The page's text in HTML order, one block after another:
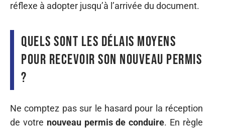
réflexe à adopter jusqu’à l’arrivée du document.
Quels sont les délais moyens
pour recevoir son nouveau permis
?
Ne comptez pas sur le hasard pour la réception
de votre nouveau permis de conduire. En règle